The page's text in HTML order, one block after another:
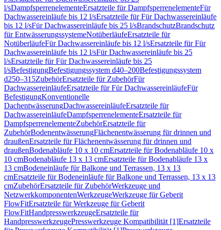
l/sDampfsperrenelementeErsatzteile für DampfsperrenelementeFür
Dachwassereinläufe bis 12 l/sErsatzteile für Für Dachwassereinläufe
bis 12 l/sFür Dachwassereinläufe bis 25 l/sBrandschutzBrandschutz
für EntwässerungssystemeNotüberläufeErsatzteile für
NotüberläufeFür Dachwassereinläufe bis 12 l/sErsatzteile für Für
Dachwassereinläufe bis 12 l/sFür Dachwassereinläufe bis 25
l/sErsatzteile für Für Dachwassereinläufe bis 25
l/sBefestigungBefestigungssystem d40–200Befestigungssystem
d250–315ZubehörErsatzteile für ZubehörFür
DachwassereinläufeErsatzteile für Für DachwassereinläufeFür
BefestigungKonventionelle
DachentwässerungDachwassereinläufeErsatzteile für
DachwassereinläufeDampfsperrenelementeErsatzteile für
DampfsperrenelementeZubehörErsatzteile für
ZubehörBodenentwässerungFlächenentwässerung für drinnen und
draußenErsatzteile für Flächenentwässerung für drinnen und
draußenBodenabläufe 10 x 10 cmErsatzteile für Bodenabläufe 10 x
10 cmBodenabläufe 13 x 13 cmErsatzteile für Bodenabläufe 13 x
13 cmBodeneinläufe für Balkone und Terrassen, 13 x 13
cmErsatzteile für Bodeneinläufe für Balkone und Terrassen, 13 x 13
cmZubehörErsatzteile für ZubehörWerkzeuge und
NetzwerkkomponentenWerkzeugeWerkzeuge für Geberit
FlowFitErsatzteile für Werkzeuge für Geberit
FlowFitHandpresswerkzeugeErsatzteile für
HandpresswerkzeugePresswerkzeuge Kompatibilität [1]Ersatzteile